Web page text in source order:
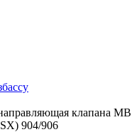
клапана MB
904/906